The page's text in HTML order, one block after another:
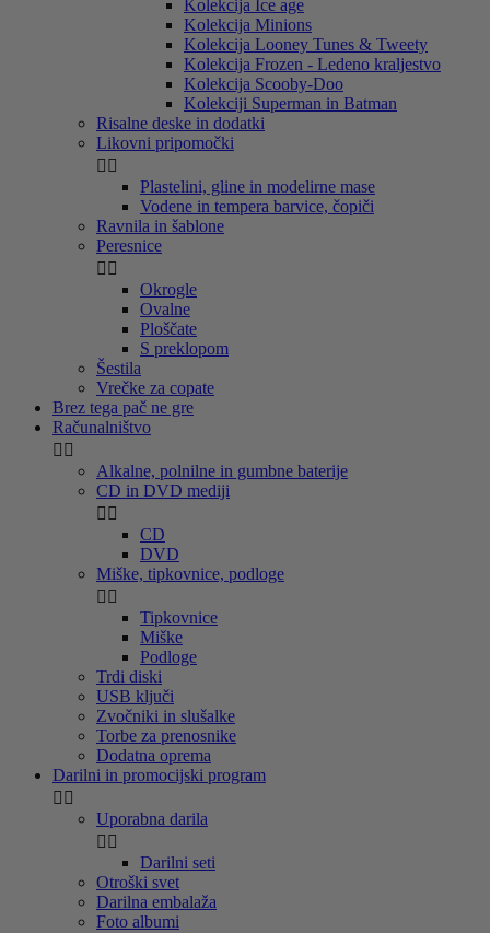
Kolekcija Ice age
Kolekcija Minions
Kolekcija Looney Tunes & Tweety
Kolekcija Frozen - Ledeno kraljestvo
Kolekcija Scooby-Doo
Kolekciji Superman in Batman
Risalne deske in dodatki
Likovni pripomočki
 
Plastelini, gline in modelirne mase
Vodene in tempera barvice, čopiči
Ravnila in šablone
Peresnice
 
Okrogle
Ovalne
Ploščate
S preklopom
Šestila
Vrečke za copate
Brez tega pač ne gre
Računalništvo
 
Alkalne, polnilne in gumbne baterije
CD in DVD mediji
 
CD
DVD
Miške, tipkovnice, podloge
 
Tipkovnice
Miške
Podloge
Trdi diski
USB ključi
Zvočniki in slušalke
Torbe za prenosnike
Dodatna oprema
Darilni in promocijski program
 
Uporabna darila
 
Darilni seti
Otroški svet
Darilna embalaža
Foto albumi